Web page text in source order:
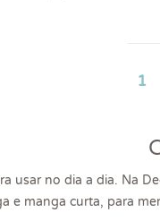
1
usar no dia a dia. Na
e manga curta, para